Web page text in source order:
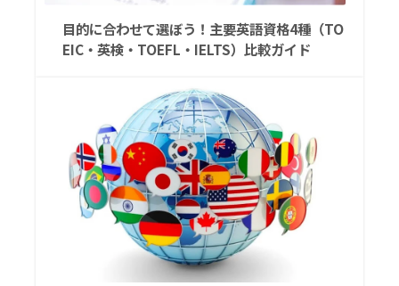
目的に合わせて選ぼう！主要英語資格4種（TO
EIC・英検・TOEFL・IELTS）比較ガイド